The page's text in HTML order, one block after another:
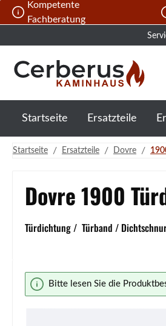
Hauptinhalt springen
Zur Suche springen
Zur Hauptnavigation springen
Kompetente
Fachberatung
Startseite Ersatzteile
Startseite / Ersatzteile / Dovre /
Dovre 1900
Türdichtung / Türband /
Bildergalerie überspringen
Bitte lesen Sie die